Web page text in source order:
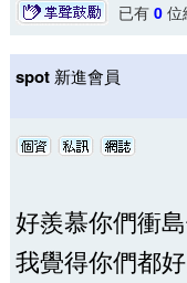
已有 0位
spot 新進會員
好羨慕你們衝
我覺得你們都